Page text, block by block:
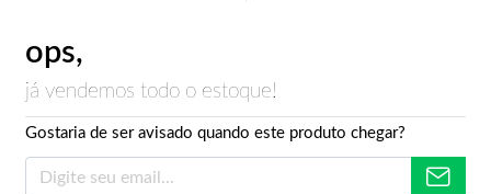
ops,
já vendemos todo o estoque!
Gostaria de ser avisado quando este produto chegar?